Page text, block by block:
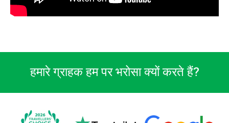
हमारे ग्राहक हम पर भरोसा क्यों करते हैं?